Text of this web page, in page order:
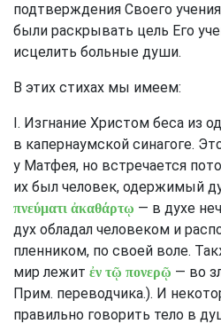
подтверждения Своего
были раскрывать цель Его
исцелить больные души.
В этих стихах мы имеем:
I. Изгнание Христом беса из
в капернаумской синагоге.
у Матфея, но встречается
их был человек, одержимый
πνεύματι ἀκαθάρτῳ — в духе
дух обладал человеком и
пленником, по своей воле.
мир лежит ἐν τῷ πονερῷ — во
Прим. переводчика.). И
правильно говорить тело в